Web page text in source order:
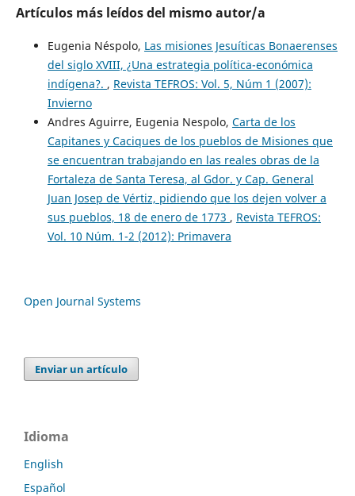
Artículos más leídos del mismo autor/a
Eugenia Néspolo, Las misiones Jesuíticas Bonaerenses
del siglo XVIII, ¿Una estrategia política-económica
indígena?. , Revista TEFROS: Vol. 5, Núm 1 (2007):
Invierno
Andres Aguirre, Eugenia Nespolo, Carta de los
Capitanes y Caciques de los pueblos de Misiones que
se encuentran trabajando en las reales obras de la
Fortaleza de Santa Teresa, al Gdor. y Cap. General
Juan Josep de Vértiz, pidiendo que los dejen volver a
sus pueblos, 18 de enero de 1773 , Revista TEFROS:
Vol. 10 Núm. 1-2 (2012): Primavera
Open Journal Systems
Enviar un artículo
Idioma
English
Español